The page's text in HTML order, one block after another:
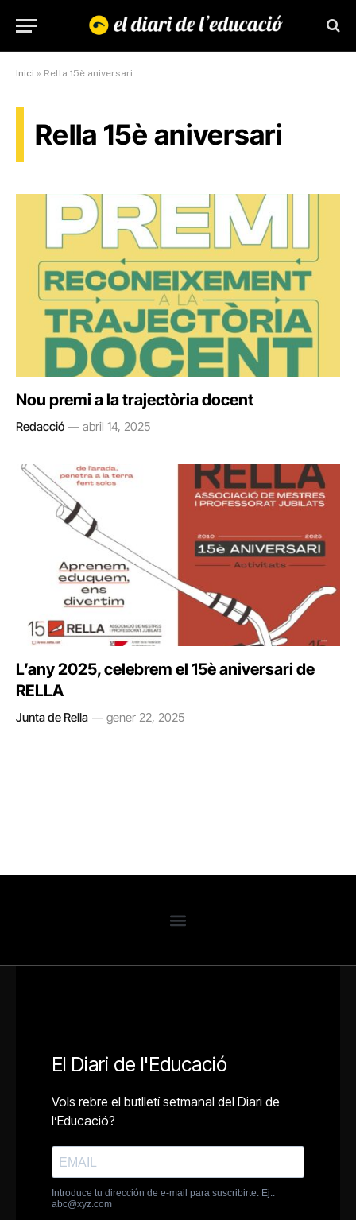
Inici » Rella 15è aniversari
Rella 15è aniversari
Nou premi a la trajectòria docent
Redacció abril 14, 2025
L’any 2025, celebrem el 15è aniversari de
RELLA
Junta de Rella gener 22, 2025